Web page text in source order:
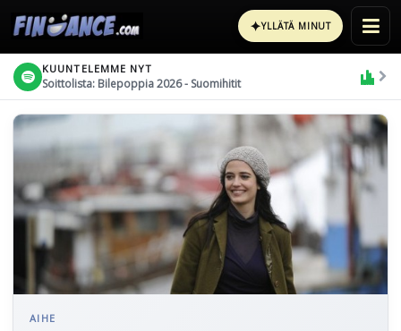
✦YLLÄTÄ MINUT
KUUNTELEMME NYT
Soittolista: Bilepoppia 2026 - Suomihitit
AIHE